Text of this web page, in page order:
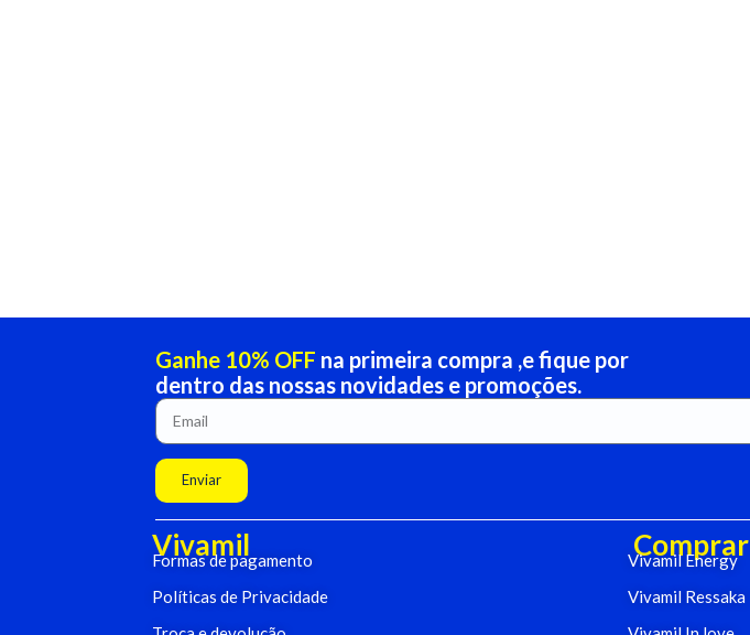
Ganhe 10% OFF na primeira compra ,e fique por
dentro das nossas novidades e promoções.
Enviar
Vivamil
Formas de pagamento
Políticas de Privacidade
Comprar
Vivamil Energy
Vivamil Ressaka